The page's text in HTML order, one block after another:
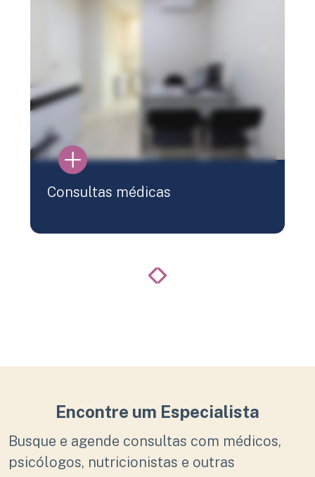
Consultas médicas
Encontre um Especialista
Busque e agende consultas com médicos,
psicólogos, nutricionistas e outras